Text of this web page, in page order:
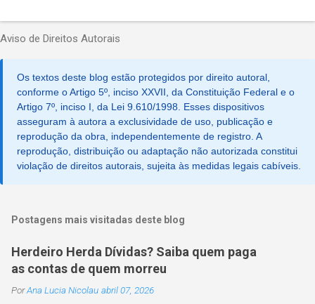
Aviso de Direitos Autorais
Os textos deste blog estão protegidos por direito autoral,
conforme o Artigo 5º, inciso XXVII, da Constituição Federal e o
Artigo 7º, inciso I, da Lei 9.610/1998. Esses dispositivos
asseguram à autora a exclusividade de uso, publicação e
reprodução da obra, independentemente de registro. A
reprodução, distribuição ou adaptação não autorizada constitui
violação de direitos autorais, sujeita às medidas legais cabíveis.
Postagens mais visitadas deste blog
Herdeiro Herda Dívidas? Saiba quem paga
as contas de quem morreu
PorAna Lucia Nicolau abril 07, 2026